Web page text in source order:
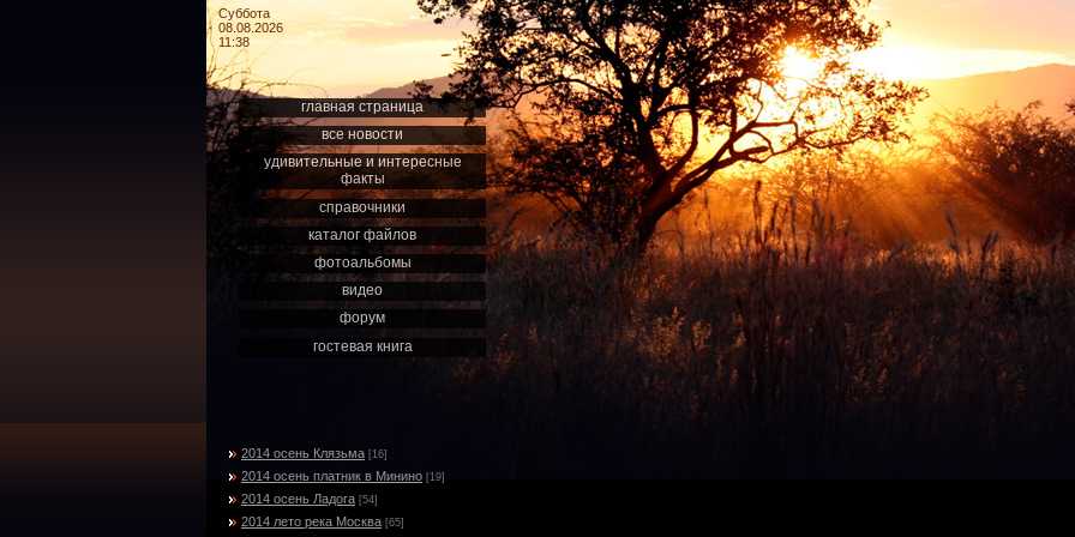
Суббота
08.08.2026
11:38
главная страница
все новости
удивительные и интересные
факты
справочники
каталог файлов
фотоальбомы
видео
форум
гостевая книга
2014 осень Клязьма [16]
2014 осень платник в Минино [19]
2014 осень Ладога [54]
2014 лето река Москва [65]